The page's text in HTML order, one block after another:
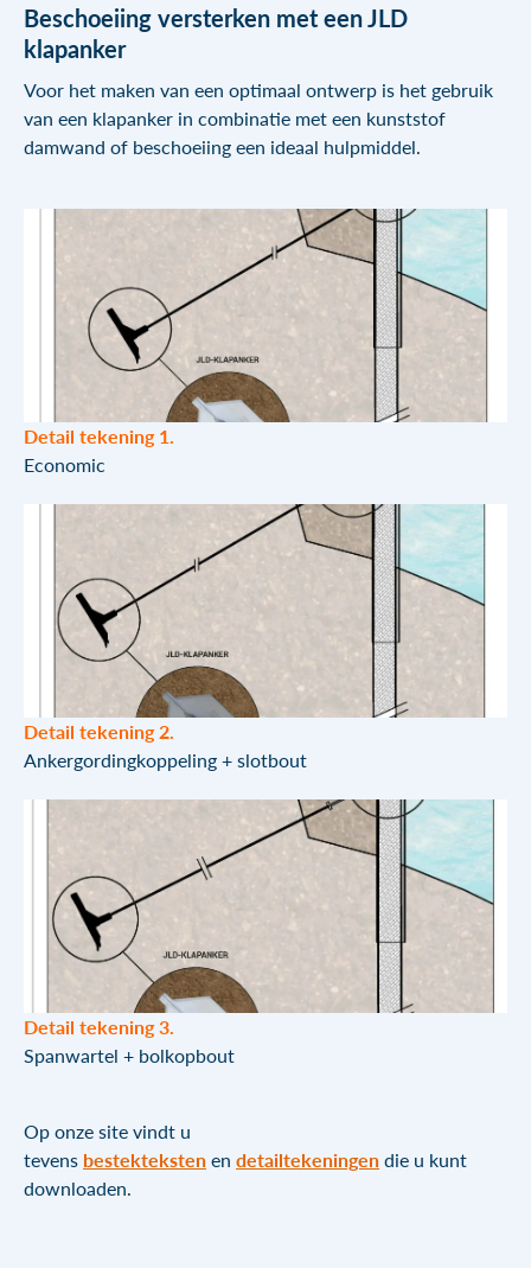
Beschoeiing versterken met een JLD
klapanker
Voor het maken van een optimaal ontwerp is het gebruik
van een klapanker in combinatie met een kunststof
damwand of beschoeiing een ideaal hulpmiddel.
Detail tekening 1.
Economic
Detail tekening 2.
Ankergordingkoppeling + slotbout
Detail tekening 3.
Spanwartel + bolkopbout
Op onze site vindt u
tevens bestektekstenen detailtekeningendie u kunt
downloaden.